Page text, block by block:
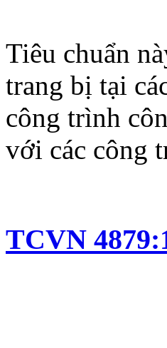
Tiêu chuẩn
trang bị tại
công trình
với các công
TCVN